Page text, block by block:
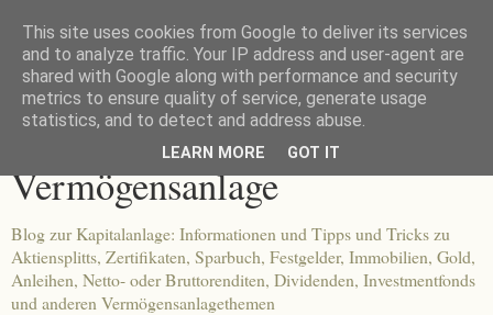
Tipps und Tricks zur
Vermögensanlage
Blog zur Kapitalanlage: Informationen und Tipps und Tricks zu
Aktiensplitts, Zertifikaten, Sparbuch, Festgelder, Immobilien, Gold,
Anleihen, Netto- oder Bruttorenditen, Dividenden, Investmentfonds
und anderen Vermögensanlagethemen
This site uses cookies from Google to deliver its services
and to analyze traffic. Your IP address and user-agent are
shared with Google along with performance and security
metrics to ensure quality of service, generate usage
statistics, and to detect and address abuse.
LEARN MORE GOT IT